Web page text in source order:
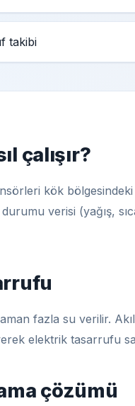
takibi
çalışır?
kök
verisi (yağış,
fazla su verilir.
elektrik
çözümü